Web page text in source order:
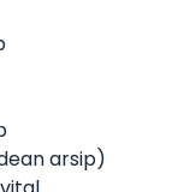
arsip)